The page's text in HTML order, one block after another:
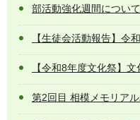
部活動強化週間につい
【生徒会活動報告】令
【令和8年度文化祭】
第2回目 相模メモリア